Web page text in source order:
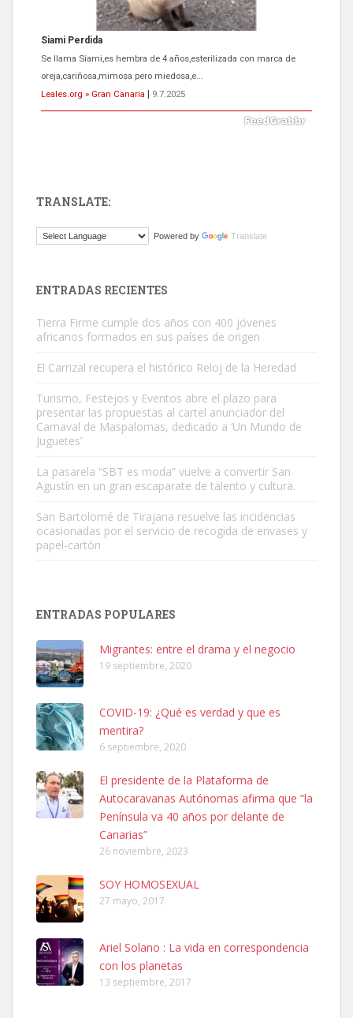
Siami Perdida
Se llama Siami,es hembra de 4 años,esterilizada con marca de
oreja,cariñosa,mimosa pero miedosa,e...
Leales.org » Gran Canaria
9.7.2025
El ayuntamiento se va a llevar a Los Gatos callejeros de la zona los
Gato manso encontrado
Este gato macho ha aparecido en la calle hace menos de un mes,
es muy manso y extremadamente cari...
Leales.org » Gran Canaria
SHIBA PERDIDO AVDA JOSE MESA Y LOPEZ
PERRO MACHO RAZA SHIBA CON MICROCHIP PERDIDO HOY
06/07/2025 ZONA MESA Y LOPEZ. ES MUY ASUSTADIZO
Leales.org » Gran Canaria
6.7.2025
Ninfa perdida
El día 5 se los perdió una ninfa papillera, asustada tiene miedo a la
calle, se perdió por la zon...
TRANSLATE:
Powered by Translate
ENTRADAS RECIENTES
Tierra Firme cumple dos años con 400 jóvenes
africanos formados en sus países de origen
El Carrizal recupera el histórico Reloj de la Heredad
Turismo, Festejos y Eventos abre el plazo para
presentar las propuestas al cartel anunciador del
Carnaval de Maspalomas, dedicado a ‘Un Mundo de
Juguetes’
La pasarela “SBT es moda” vuelve a convertir San
Agustín en un gran escaparate de talento y cultura.
San Bartolomé de Tirajana resuelve las incidencias
ocasionadas por el servicio de recogida de envases y
papel-cartón
ENTRADAS POPULARES
Migrantes: entre el drama y el negocio
19 septiembre, 2020
COVID-19: ¿Qué es verdad y que es
mentira?
6 septiembre, 2020
El presidente de la Plataforma de
Autocaravanas Autónomas afirma que “la
Península va 40 años por delante de
Canarias”
26 noviembre, 2023
SOY HOMOSEXUAL
27 mayo, 2017
Ariel Solano : La vida en correspondencia
con los planetas
13 septiembre, 2017